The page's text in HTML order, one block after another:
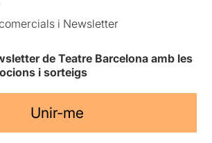
i Newsletter
de Teatre Barcelona amb les
i sorteigs
Unir-me